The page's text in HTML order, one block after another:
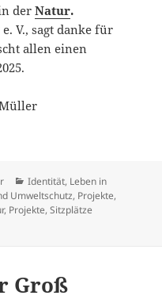
derNatur.
V., sagt danke für
allen einen
Kategorien
Identität, Leben in
Umweltschutz, Projekte,
, Projekte,Sitzplätze
am Damerower Weg
Groß